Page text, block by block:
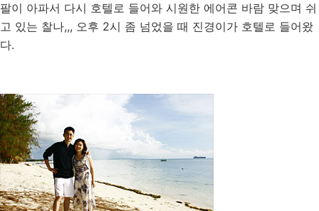
팔이 아파서 다시 호텔로 들어와 시원한 에어콘 바람 맞으며 쉬
고 있는 찰나,,, 오후 2시 좀 넘었을 때 진경이가 호텔로 들어왔
다.